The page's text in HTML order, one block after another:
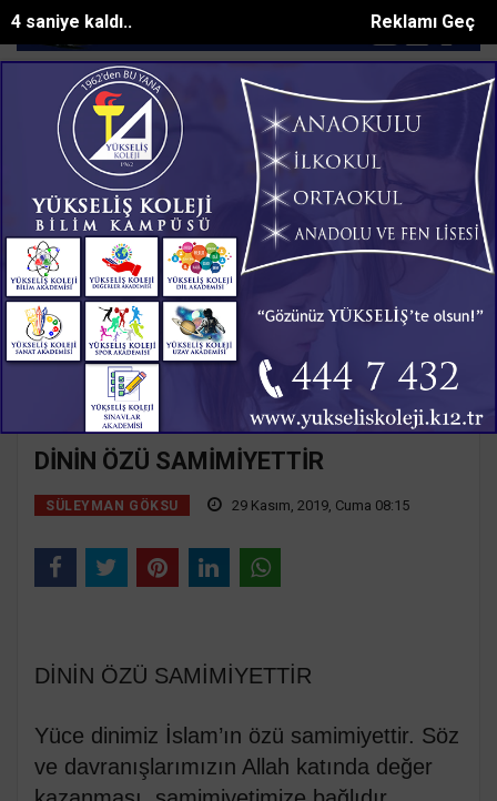
Reklamı Geç
3 saniye kaldı..
SON DAKİKA:
Hatay'da Tır Kazası: Sürücü Yaralandı
Ana Sayfa Yazarlar Süleyman GÖKSU
SÜLEYMAN GÖKSU
Mail:suleymangoksu@gmail.com
DİNİN ÖZÜ SAMİMİYETTİR
SÜLEYMAN GÖKSU 29 Kasım, 2019, Cuma 08:15
DİNİN ÖZÜ SAMİMİYETTİR
Yüce dinimiz İslam’ın özü samimiyettir. Söz
ve davranışlarımızın Allah katında değer